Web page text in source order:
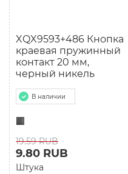
XQX9593+486 Кнопка
краевая пружинный
контакт 20 мм,
черный никель
В наличии
19.59 RUB
9.80 RUB
Штука